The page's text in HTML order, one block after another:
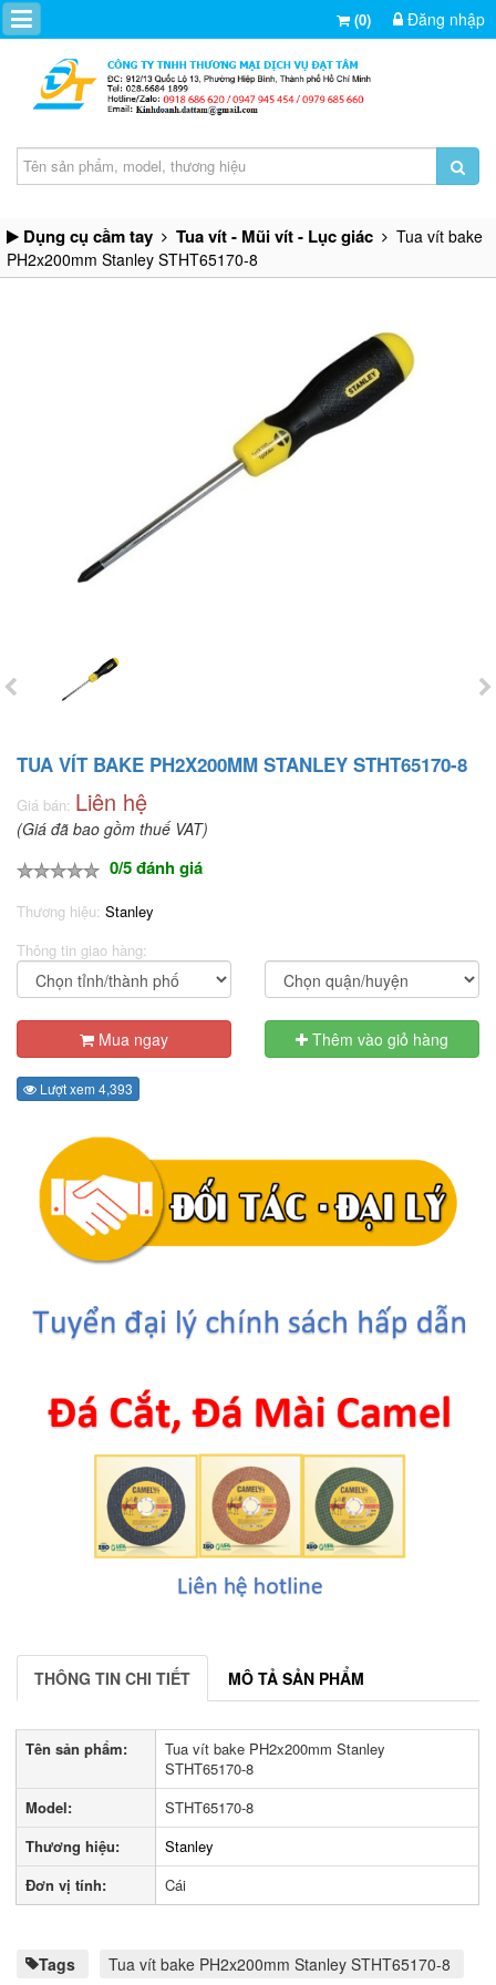
(0) Đăng nhập
Dụng cụ cầm tay Tua vít - Mũi vít - Lục giác
Tua vít bake
PH2x200mm Stanley STHT65170-8
TUA VÍT BAKE PH2X200MM STANLEY STHT65170-8
Giá bán: Liên hệ
(Giá đã bao gồm thuế VAT)
0/5 đánh giá
Thương hiệu: Stanley
Thông tin giao hàng:
Mua ngay Thêm vào giỏ hàng
Lượt xem 4,393
THÔNG TIN CHI TIẾT MÔ TẢ SẢN PHẨM
Tên sản phẩm:
Tua vít bake PH2x200mm Stanley
STHT65170-8
Model:
STHT65170-8
Thương hiệu:
Stanley
Đơn vị tính:
Cái
Tags Tua vít bake PH2x200mm Stanley STHT65170-8